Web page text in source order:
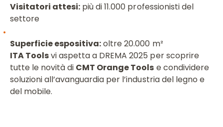
Visitatori attesi: più di 11.000 professionisti del
settore
Superficie espositiva:oltre 20.000 m²
ITA Toolsvi aspetta a DREMA 2025 per scoprire
tutte le novità di CMT Orange Tools e condividere
soluzioni all’avanguardia per l’industria del legno e
del mobile.